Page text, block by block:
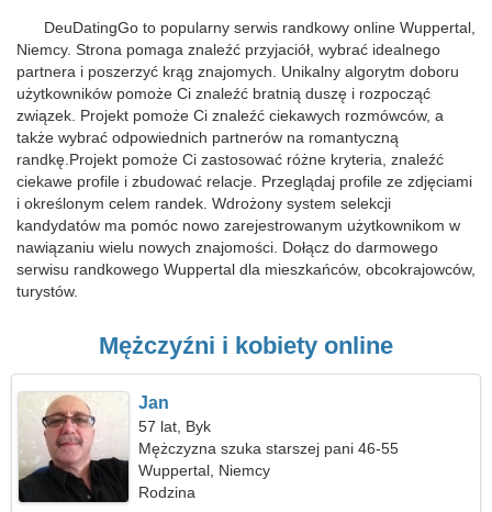
DeuDatingGo to popularny serwis randkowy online Wuppertal,
Niemcy. Strona pomaga znaleźć przyjaciół, wybrać idealnego
partnera i poszerzyć krąg znajomych. Unikalny algorytm doboru
użytkowników pomoże Ci znaleźć bratnią duszę i rozpocząć
związek. Projekt pomoże Ci znaleźć ciekawych rozmówców, a
także wybrać odpowiednich partnerów na romantyczną
randkę.Projekt pomoże Ci zastosować różne kryteria, znaleźć
ciekawe profile i zbudować relacje. Przeglądaj profile ze zdjęciami
i określonym celem randek. Wdrożony system selekcji
kandydatów ma pomóc nowo zarejestrowanym użytkownikom w
nawiązaniu wielu nowych znajomości. Dołącz do darmowego
serwisu randkowego Wuppertal dla mieszkańców, obcokrajowców,
turystów.
Mężczyźni i kobiety online
Jan
57 lat, Byk
Mężczyzna szuka starszej pani 46-55
Wuppertal, Niemcy
Rodzina